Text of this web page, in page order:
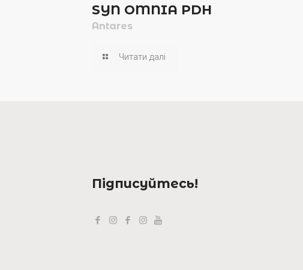
SYN OMNIA PDH
Antares
Читати далі
Підписуйтесь!